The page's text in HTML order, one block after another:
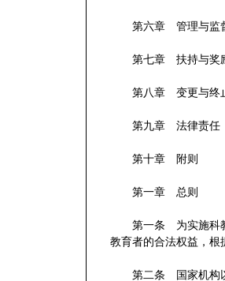
第六章 管理与监
第七章 扶持与奖
第八章 变更与终
第九章 法律责任
第十章 附则
第一章 总则
第一条 为实施科教
教育者的合法权益，
第二条 国家机构以